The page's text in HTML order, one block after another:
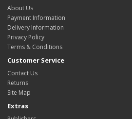
About Us
Payment Information
Delivery Information
Privacy Policy
Terms & Conditions
Customer Service
Contact Us
Returns
Site Map
Extras